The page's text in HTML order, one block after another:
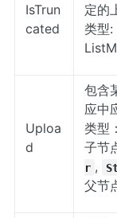
IsTrun
cated
定的
类型
Uploa
d
包含
应中
类型
子节
r ,
父节